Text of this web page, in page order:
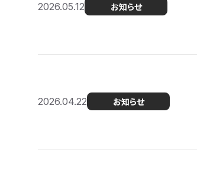
2026.05.12 お知らせ
2026.04.22 お知らせ